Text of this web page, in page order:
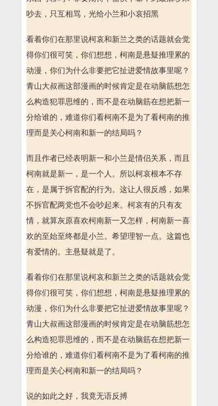
吵去，只互相骂，光给小兰和小哀招黑
看着你们在那里说柯哀和新兰之类的话题就会觉
得你们很可笑，你们想想，柯南是悬疑推理累的
动漫，你们为什么非要把它扯进爱情故事里呢？
青山大叔画这部漫画的时候肯定是在动脑筋想怎
么构造犯罪思维的，而不是在动脑筋在想把新一
分给谁的，难道你们看柯南不是为了看柯南的推
理而是关心柯南和新一的结局吗？
而且作者已经表明新一和小兰是情侣关系，而且
柯南就是新一，是一个人。所以柯哀根本不存
在，是属于拆官配的行为。这让人很反感，如果
不拆官配两党也不会吵起来。柯哀有的只有友
情，就算灰原喜欢柯南新一又怎样，柯南新一喜
欢的至始至终都是小兰。希望理智一点。这篇也
有爱情的。主悬疑就是了。
看着你们在那里说柯哀和新兰之类的话题就会觉
得你们很可笑，你们想想，柯南是悬疑推理累的
动漫，你们为什么非要把它扯进爱情故事里呢？
青山大叔画这部漫画的时候肯定是在动脑筋想怎
么构造犯罪思维的，而不是在动脑筋在想把新一
分给谁的，难道你们看柯南不是为了看柯南的推
理而是关心柯南和新一的结局吗？
说的如此之好，我竟无语反搏